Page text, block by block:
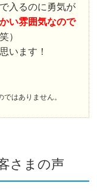
入るのに勇気が
い雰囲気なので
）
います！
はありません。
さまの声